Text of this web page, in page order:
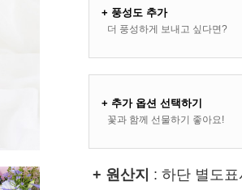
+ 풍성도 추가
더 풍성하게 보내고 싶다면?
+ 추가 옵션 선택하기
꽃과 함께 선물하기 좋아요!
+ 원산지 : 하단 별도표